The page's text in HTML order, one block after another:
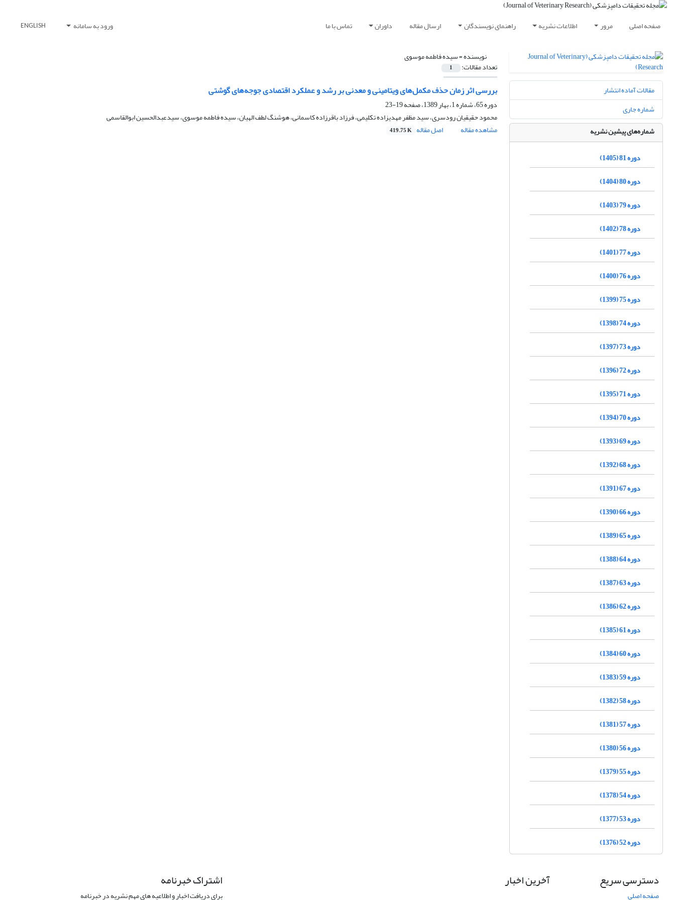
صفحه اصلی مرور اطلاعات نشریه راهنمای نویسندگان ارسال مقاله داوران تماس با ما ورود به سامانه ENGLISH
نویسنده =سیده فاطمه موسوی
تعداد مقالات: 1
بررسی اثر زمان حذف مکمل‌های ویتامینی و معدنی بر رشد و عملکرد اقتصادی جوجه‌های گوشتی
دوره 65، شماره 1، بهار 1389، صفحه
19-23
محمود حقیقیان رودسری، سید مظفر مهدیزاده تکلیمی، فرزاد باقرزاده کاسمانی، هوشنگ لطف الهیان، سیده فاطمه موسوی، سیدعبدالحسین ابوالقاسمی
مشاهده مقاله
اصل مقاله 419.75 K
مقالات آماده انتشار
شماره جاری
شماره‌های پیشین نشریه
دوره 81 (1405)
دوره 80 (1404)
دوره 79 (1403)
دوره 78 (1402)
دوره 77 (1401)
دوره 76 (1400)
دوره 75 (1399)
دوره 74 (1398)
دوره 73 (1397)
دوره 72 (1396)
دوره 71 (1395)
دوره 70 (1394)
دوره 69 (1393)
دوره 68 (1392)
دوره 67 (1391)
دوره 66 (1390)
دوره 65 (1389)
دوره 64 (1388)
دوره 63 (1387)
دوره 62 (1386)
دوره 61 (1385)
دوره 60 (1384)
دوره 59 (1383)
دوره 58 (1382)
دوره 57 (1381)
دوره 56 (1380)
دوره 55 (1379)
دوره 54 (1378)
دوره 53 (1377)
دوره 52 (1376)
دسترسی سریع
صفحه اصلی
آخرین اخبار اشتراک خبرنامه
برای دریافت اخبار و اطلاعیه های مهم نشریه در خبرنامه